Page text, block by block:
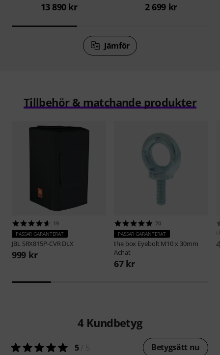
13 890 kr 2 699 kr
Jämför
Tillbehör & matchande produkter
19
PASSAR GARANTERAT
JBL SRX815P-CVR DLX
999 kr
70
PASSAR GARANTERAT
the box Eyebolt M10 x 30mm
Achat
67 kr
4 Kundbetyg
5/ 5 Betygsätt nu